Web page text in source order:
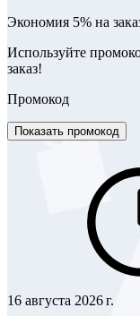
Экономия 5% на
Используйте
заказ!
Промокод
Показать промокод
16 августа 2026 г.